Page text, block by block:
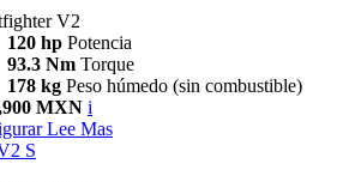
V2
120 hp Potencia
93.3 Nm Torque
178 kg Peso húmedo (sin combustible)
MXN i
Lee Mas
S